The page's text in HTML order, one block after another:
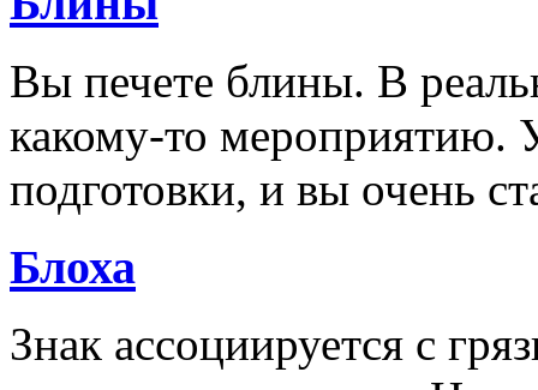
Вы печете блины. В
какому-то мероприятию.
подготовки, и вы очень
Блоха
Знак ассоциируется с